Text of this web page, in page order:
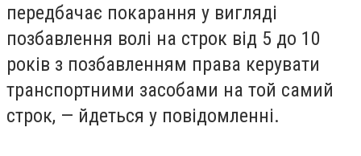
передбачає покарання у вигляді
позбавлення волі на строк від 5 до 10
років з позбавленням права керувати
транспортними засобами на той самий
строк, — йдеться у повідомленні.